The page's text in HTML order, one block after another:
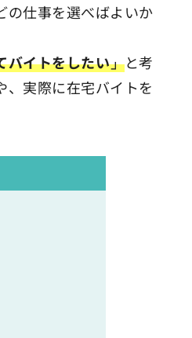
の仕事を選べばよいか
バイトをしたい」と考
、実際に在宅バイトを